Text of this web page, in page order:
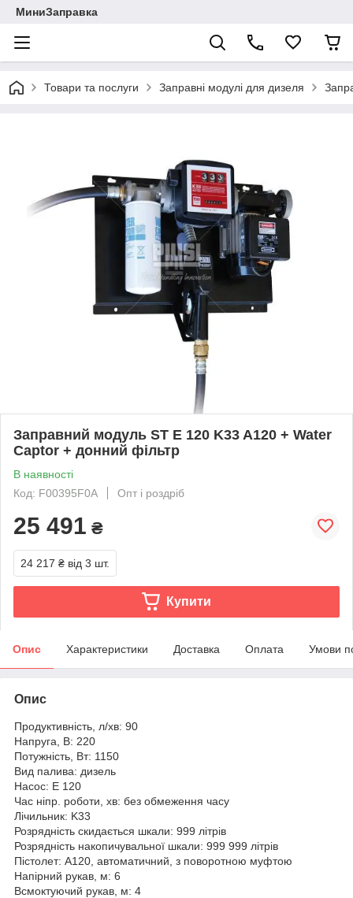
МиниЗаправка
Товари та послуги Заправні модулі для дизеля
Заправний модуль ST E 120 K33 A120 + Water
Captor + донний фільтр
В наявності
Код: F00395F0A
Опт і роздріб
25 491 ₴
24 217 ₴ від 3 шт.
Купити
Опис Характеристики Доставка Оплата Умови
Опис
Продуктивність, л/хв: 90
Напруга, В: 220
Потужність, Вт: 1150
Вид палива: дизель
Насос: E 120
Час ніпр. роботи, хв: без обмеження часу
Лічильник: K33
Розрядність скидається шкали: 999 літрів
Розрядність накопичувальної шкали: 999 999 літрів
Пістолет: A120, автоматичний, з поворотною муфтою
Напірний рукав, м: 6
Всмоктуючий рукав, м: 4